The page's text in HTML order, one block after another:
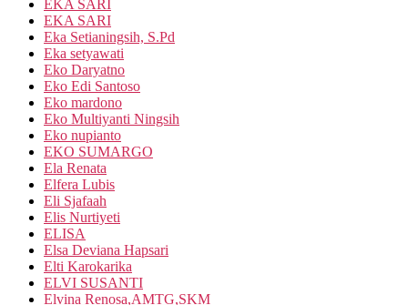
EKA SARI
EKA SARI
Eka Setianingsih, S.Pd
Eka setyawati
Eko Daryatno
Eko Edi Santoso
Eko mardono
Eko Multiyanti Ningsih
Eko nupianto
EKO SUMARGO
Ela Renata
Elfera Lubis
Eli Sjafaah
Elis Nurtiyeti
ELISA
Elsa Deviana Hapsari
Elti Karokarika
ELVI SUSANTI
Elvina Renosa,AMTG,SKM